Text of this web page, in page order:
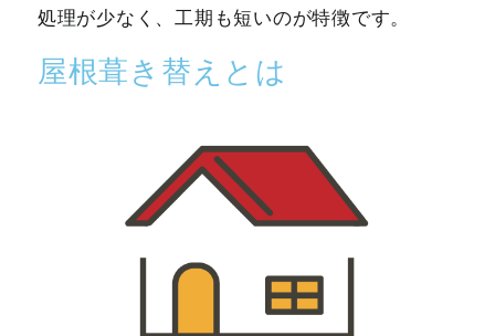
処理が少なく、工期も短いのが特徴です。
屋根葺き替えとは